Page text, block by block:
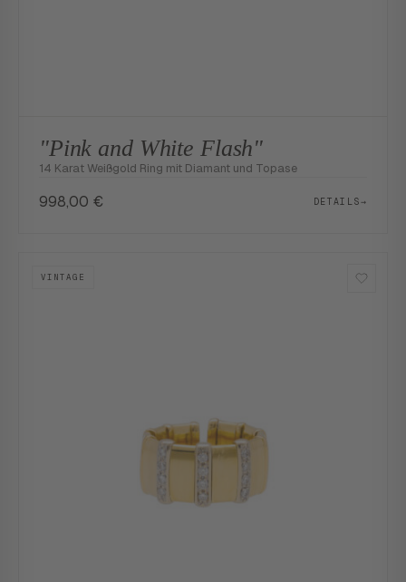
"Pink and White Flash"
14 Karat Weißgold Ring mit Diamant und Topase
998,00 € DETAILS→
VINTAGE